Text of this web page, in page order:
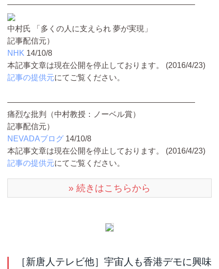
————————————————————————
中村氏 「多くの人に支えられ 夢が実現」
記事配信元）
NHK 14/10/8
本記事文章は現在公開を停止しております。 (2016/4/23)
記事の提供元にてご覧ください。
————————————————————————
痛烈な批判（中村教授：ノーベル賞）
記事配信元）
NEVADAブログ 14/10/8
本記事文章は現在公開を停止しております。 (2016/4/23)
記事の提供元にてご覧ください。
» 続きはこちらから
［新唐人テレビ他］宇宙人も香港デモに興味